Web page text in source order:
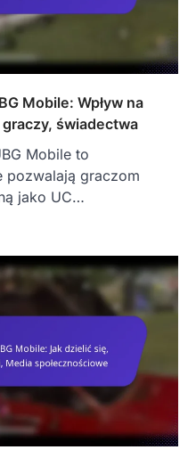
Mobile: Wpływ na
świadectwa
Mobile to
pozwalają graczom
jako UC…